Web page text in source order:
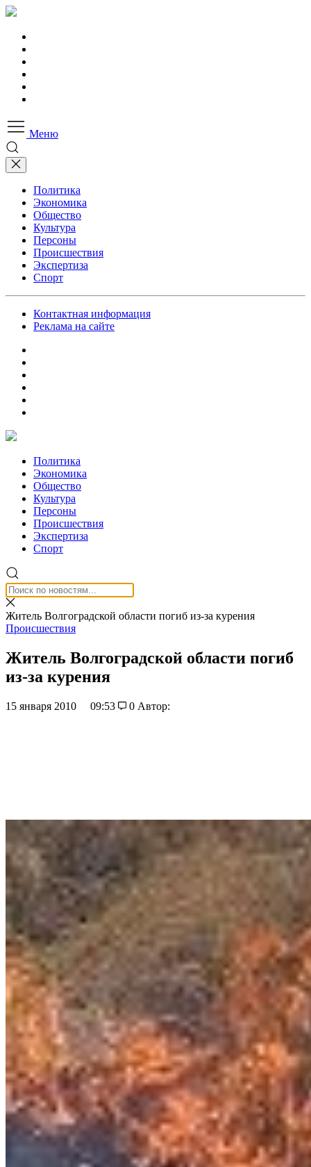
Меню
Политика
Экономика
Общество
Культура
Персоны
Происшествия
Экспертиза
Спорт
Контактная информация
Реклама на сайте
Политика
Экономика
Общество
Культура
Персоны
Происшествия
Экспертиза
Спорт
Житель Волгоградской области погиб из-за курения
Происшествия
Житель Волгоградской области погиб
из-за курения
15 января 2010 09:53 0 Автор: